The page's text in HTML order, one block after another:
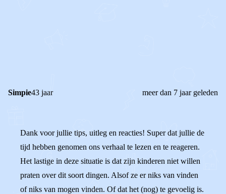
Simpie43 jaar meer dan 7 jaar geleden
Dank voor jullie tips, uitleg en reacties! Super dat jullie de
tijd hebben genomen ons verhaal te lezen en te reageren.
Het lastige in deze situatie is dat zijn kinderen niet willen
praten over dit soort dingen. Alsof ze er niks van vinden
of niks van mogen vinden. Of dat het (nog) te gevoelig is.